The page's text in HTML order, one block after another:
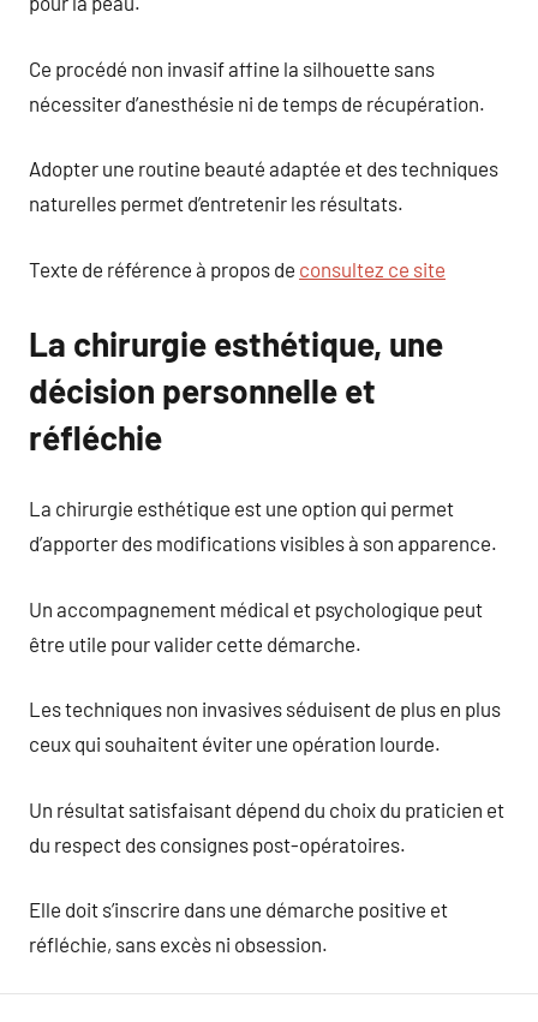
Ce procédé non invasif affine la silhouette sans
nécessiter d’anesthésie ni de temps de récupération.
Adopter une routine beauté adaptée et des techniques
naturelles permet d’entretenir les résultats.
Texte de référence à propos de consultez ce site
La chirurgie esthétique, une
décision personnelle et
réfléchie
La chirurgie esthétique est une option qui permet
d’apporter des modifications visibles à son apparence.
Un accompagnement médical et psychologique peut
être utile pour valider cette démarche.
Les techniques non invasives séduisent de plus en plus
ceux qui souhaitent éviter une opération lourde.
Un résultat satisfaisant dépend du choix du praticien et
du respect des consignes post-opératoires.
Elle doit s’inscrire dans une démarche positive et
réfléchie, sans excès ni obsession.